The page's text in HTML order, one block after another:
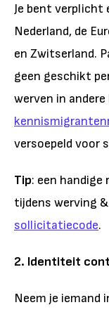
Je bent verplicht
Nederland, de
en Zwitserland.
geen geschikt
werven in andere
versoepeld voor
Tip: een
tijdens werving
sollicitatiecode.
2. Identiteit
Neem je iemand